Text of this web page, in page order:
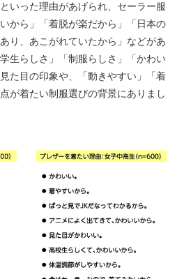
いった理由があげられ、セーラー服
から」「着脱が楽だから」「日本の
り、あこがれていたから」などがあ
生らしさ」「制服らしさ」「かわい
た目の印象や、「動きやすい」「着
が着たい制服選びの背景にありまし